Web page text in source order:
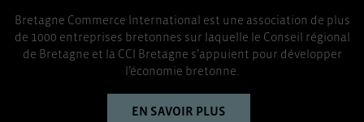
Bretagne Commerce International est une association de plus
de 1000 entreprises bretonnes sur laquelle le Conseil régional
de Bretagne et la CCI Bretagne s’appuient pour développer
l’économie bretonne.
EN SAVOIR PLUS